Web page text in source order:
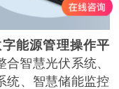
字能源管理操作平
智慧光伏系统、
统、智慧储能监控